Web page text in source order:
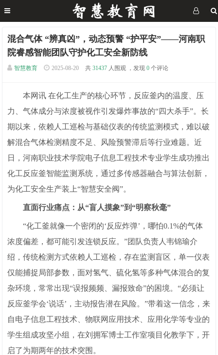
混合气体 “辨真凶”，动态预警 “护平安”——河南职
院睿感智能团队守护化工安全新防线
智慧教育 2025-08-20 共 31437 人围观 ，发现 0 个评论
本网讯 在化工生产的核心环节，反应釜内的温度、压
力、气体成分与浓度被视作引发爆炸事故的“四大杀手”。长
期以来，依赖人工巡检与基础仪表的传统监测模式，难以破
解混合气体检测精度不足、风险预警滞后等行业难题。近
日，河南职业技术学院电子信息工程技术专业学生成功推出
化工反应釜智能监测系统，通过多传感器融合与算法创新，
为化工安全生产装上“智慧安全阀”。
直面行业痛点：从“盲人摸象”到“明察秋毫”
“化工釜就像一个密闭的‘反应炸弹’，哪怕0.1%的气体
浓度偏差，都可能引发连锁反应。”团队负责人韦锦瑜介
绍，传统检测方式依赖人工巡检，存在监测盲区，单一仪表
仅能捕捉局部参数，面对氢气、硫化氢等多种气体混合的复
杂环境，常常出现“误报频频、漏报致命”的困境。“必须让
反应釜学会‘说话’，主动报告潜在风险。”带着这一信念，来
自电子信息工程技术、物联网应用技术、应用化学等专业的
学生组成攻坚小组，在刘拥军博士工作室项目化教学下，开
启了为期两年的技术突围。